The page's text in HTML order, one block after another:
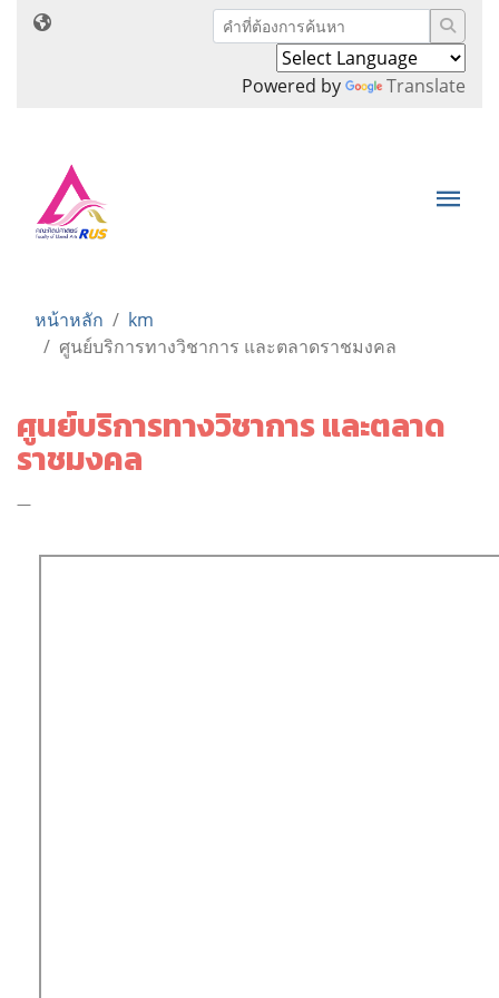
Powered by Translate
หน้าหลัก
km
ศูนย์บริการทางวิชาการ และตลาดราชมงคล
ศูนย์บริการทางวิชาการ และตลาด
ราชมงคล